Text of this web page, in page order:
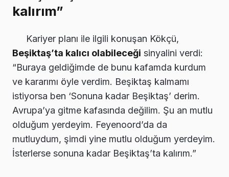
kalırım”
Kariyer planı ile ilgili konuşan Kökçü,
Beşiktaş’ta kalıcı olabileceği sinyalini verdi:
“Buraya geldiğimde de bunu kafamda kurdum
ve kararımı öyle verdim. Beşiktaş kalmamı
istiyorsa ben ‘Sonuna kadar Beşiktaş’ derim.
Avrupa’ya gitme kafasında değilim. Şu an mutlu
olduğum yerdeyim. Feyenoord’da da
mutluydum, şimdi yine mutlu olduğum yerdeyim.
İsterlerse sonuna kadar Beşiktaş’ta kalırım.”